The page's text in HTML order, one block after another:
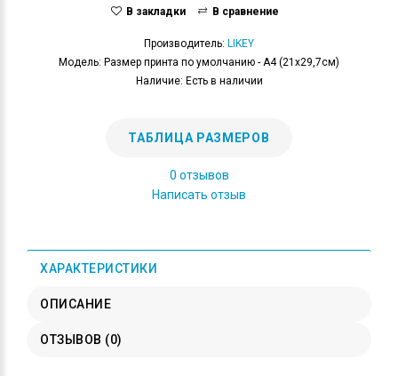
В закладки В сравнение
Производитель: LIKEY
Модель: Размер принта по умолчанию - А4 (21x29,7см)
Наличие: Есть в наличии
ТАБЛИЦА РАЗМЕРОВ
0 отзывов
Написать отзыв
ХАРАКТЕРИСТИКИ
ОПИСАНИЕ
ОТЗЫВОВ (0)